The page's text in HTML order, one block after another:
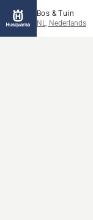
Bos & Tuin
NL, Nederlands